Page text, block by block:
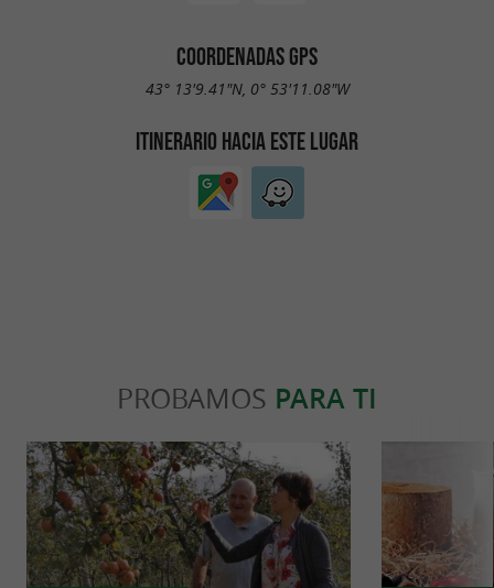
COORDENADAS GPS
43° 13'9.41"N, 0° 53'11.08"W
ITINERARIO HACIA ESTE LUGAR
PROBAMOS PARA TI